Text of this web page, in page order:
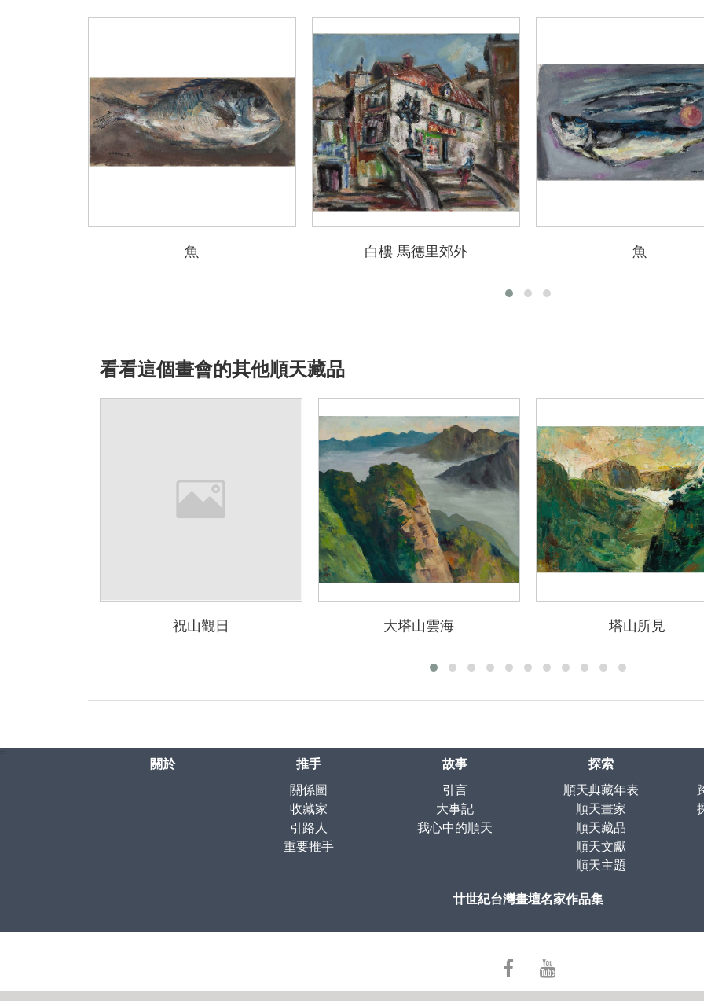
魚 白樓 馬德里郊外 魚
看看這個畫會的其他順天藏品
祝山觀日 大塔山雲海 塔山所見
關於
推手
關係圖
收藏家
引路人
重要推手
故事
引言
大事記
我心中的順天
探索
順天典藏年表
順天畫家
順天藏品
順天文獻
順天主題
廿世紀台灣畫壇名家作品集
facebook